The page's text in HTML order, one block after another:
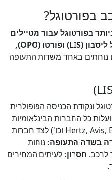
בפורטוגל?
בפורטוגל עבור מטיילים
ישראלים הן שדות התעופה של ליסבון (LIS) ופורטו (OPO),
נוחתים באחד משדות התעופה
ונקודת הכניסה הפופולרית
כל החברות הבינלאומיות
הגדולות (Hertz, Avis, Europcar, Enterprise וכו') לצד חברות
בשדה התעופה: נוחות
לרכב. חסרון: לעיתים המחירים